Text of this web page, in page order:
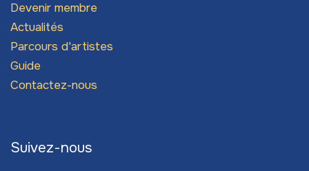
Devenir membre
Actualités
Parcours d'artistes
Guide
Contactez-nous
Suivez-nous